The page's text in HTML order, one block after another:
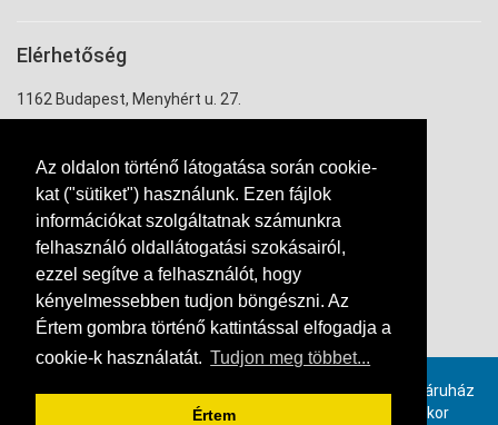
Az oldalon történő látogatása során cookie-
kat ("sütiket") használunk. Ezen fájlok
információkat szolgáltatnak számunkra
felhasználó oldallátogatási szokásairól,
ezzel segítve a felhasználót, hogy
kényelmessebben tudjon böngészni. Az
Értem gombra történő kattintással elfogadja a
cookie-k használatát. Tudjon meg többet...
Értem
Elérhetőség
1162 Budapest, Menyhért u. 27.
+36 20 334 7943
Provimax számlázó szoftverrel, online összekötött webáruház
rendszer. Ha ön is szeretne hasonló webáruházat, akkor